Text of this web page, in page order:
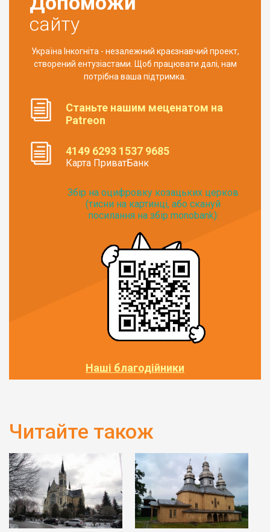
сайту
Україна Інкогніта - незалежний краєзнавчий проект,
створений ентузіастами. Щоб працювати далі, нам
потрібна ваша підтримка.
Станьте нашим меценатом на
Patreon
4149 6293 1537 9685
Карта ПриватБанк
Збір на оцифровку козацьких церков
(тисни на картинці, або скануй
посилання на збір monobank):
Наші благодійники
Читайте також